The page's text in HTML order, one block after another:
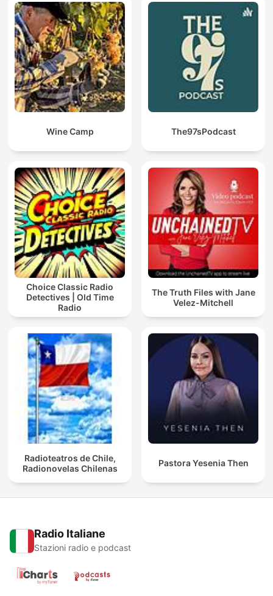
Wine Camp The97sPodcast
Choice Classic Radio
Detectives | Old Time
Radio
The Truth Files with Jane
Velez-Mitchell
Radioteatros de Chile,
Radionovelas Chilenas
Pastora Yesenia Then
Radio Italiane
Stazioni radio e podcast